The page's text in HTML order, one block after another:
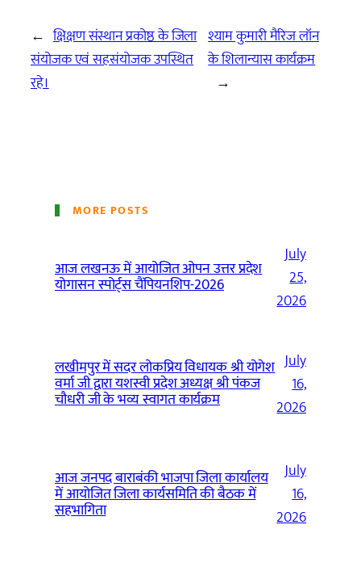
← क्षिक्षण संस्थान प्रकोष्ठ के जिला
संयोजक एवं सहसंयोजक उपस्थित
रहे।
श्याम कुमारी मैरिज लॉन
के शिलान्यास कार्यक्रम
→
MORE POSTS
आज लखनऊ में आयोजित ओपन उत्तर प्रदेश
योगासन स्पोर्ट्स चैंपियनशिप-2026
July
25,
2026
लखीमपुर में सदर लोकप्रिय विधायक श्री योगेश
वर्मा जी द्वारा यशस्वी प्रदेश अध्यक्ष श्री पंकज
चौधरी जी के भव्य स्वागत कार्यक्रम
July
16,
2026
आज जनपद बाराबंकी भाजपा जिला कार्यालय
में आयोजित जिला कार्यसमिति की बैठक में
सहभागिता
July
16,
2026